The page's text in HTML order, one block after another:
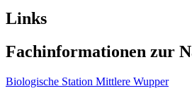
Links
Fachinformationen zur
Biologische Station Mittlere Wupper